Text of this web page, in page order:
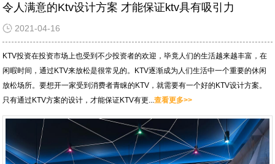
令人满意的Ktv设计方案 才能保证ktv具有吸引力
2021-04-16
KTV投资在投资市场上也受到不少投资者的欢迎，毕竟人们的生活越来越丰富，在
闲暇时间，通过KTV来放松是很常见的。KTV逐渐成为人们生活中一个重要的休闲
放松场所。要想开一家受到消费者青睐的KTV，就需要有一个好的KTV设计方案。
只有通过KTV方案的设计，才能保证KTV有更...查看更多>>